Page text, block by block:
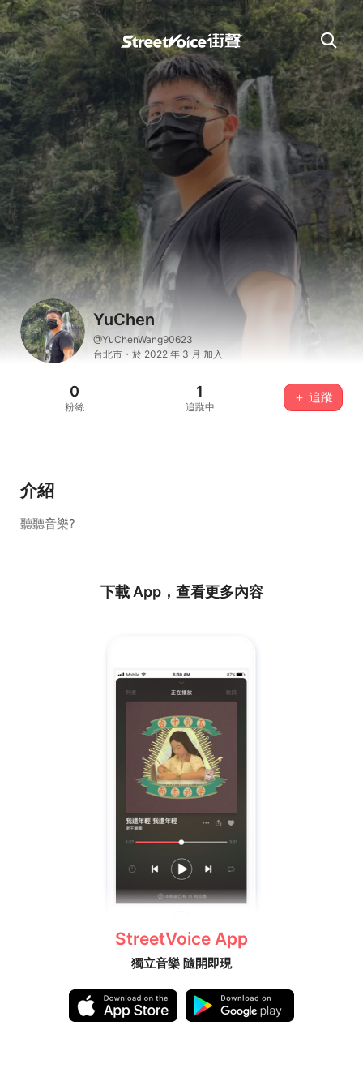
YuChen
@YuChenWang90623
台北市・於 2022 年 3 月 加入
0
粉絲
1
追蹤中
＋ 追蹤
介紹
聽聽音樂?
下載 App，查看更多內容
StreetVoice App
獨立音樂 隨開即現